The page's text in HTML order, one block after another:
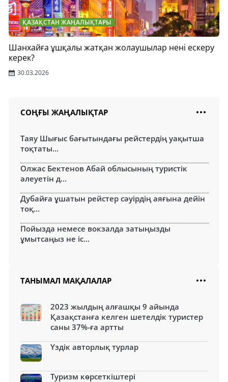
ҚАЗАҚСТАН ЖАҢАЛЫҚТАРЫ
Шанхайға ұшқалы жатқан жолаушылар нені ескеру
керек?
30.03.2026
СОҢҒЫ ЖАҢАЛЫҚТАР
Таяу Шығыс бағытындағы рейстердің уақытша
тоқтаты...
Олжас Бектенов Абай облысының туристік
әлеуетін д...
Дубайға ұшатын рейстер сәуірдің аяғына дейін
тоқ...
Пойызда немесе вокзалда затыңызды
ұмытсаңыз не іс...
ТАНЫМАЛ МАҚАЛАЛАР
2023 жылдың алғашқы 9 айында
Қазақстанға келген шетелдік туристер
саны 37%-ға артты
Үздік авторлық турлар
Туризм көрсеткіштері